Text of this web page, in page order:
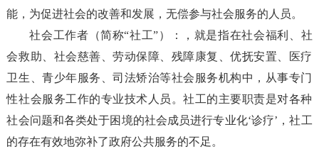
能，为促进社会的改善和发展，无偿参与社会服务的人员。
社会工作者（简称“社工”）：，就是指在社会福利、社
会救助、社会慈善、劳动保障、残障康复、优抚安置、医疗
卫生、青少年服务、司法矫治等社会服务机构中，从事专门
性社会服务工作的专业技术人员。社工的主要职责是对各种
社会问题和各类处于困境的社会成员进行专业化‘诊疗’，社工
的存在有效地弥补了政府公共服务的不足。